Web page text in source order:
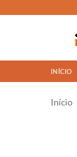
to
INÍCIO
Início